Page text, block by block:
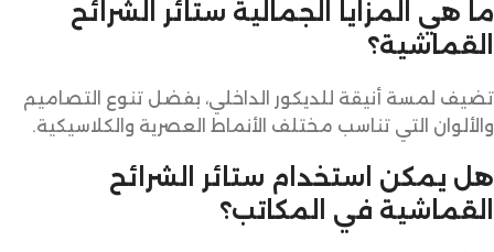
ما هي المزايا الجمالية ستائر الشرائح
القماشية؟
تضيف لمسة أنيقة للديكور الداخلي، بفضل تنوع التصاميم
والألوان التي تناسب مختلف الأنماط العصرية والكلاسيكية.
هل يمكن استخدام ستائر الشرائح
القماشية في المكاتب؟